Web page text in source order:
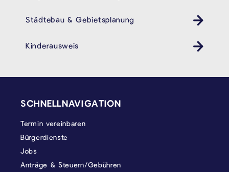
Städtebau & Gebietsplanung
Kinderausweis
Kinder Ausweis ID
SCHNELLNAVIGATION
Termin vereinbaren
Bürgerdienste
Jobs
Anträge & Steuern/Gebühren